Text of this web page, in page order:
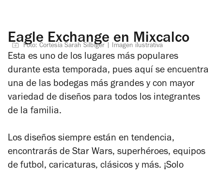
Eagle Exchange en Mixcalco
Foto: Cortesía Sarah Silbiger | Imagen ilustrativa
Esta es uno de los lugares más populares
durante esta temporada, pues aquí se encuentra
una de las bodegas más grandes y con mayor
variedad de diseños para todos los integrantes
de la familia.
Los diseños siempre están en tendencia,
encontrarás de Star Wars, superhéroes, equipos
de futbol, caricaturas, clásicos y más. ¡Solo